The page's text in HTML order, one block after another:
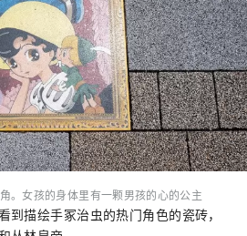
。女孩的身体里有一颗男孩的心的公主
到描绘手冢治虫的热门角色的瓷砖，